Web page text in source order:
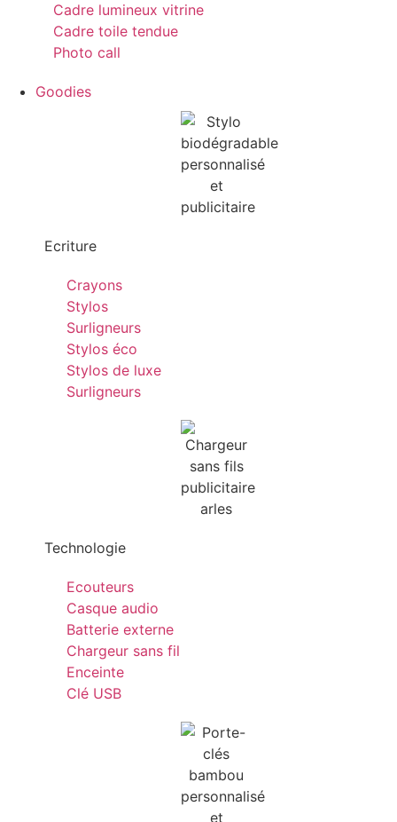
Cadre lumineux vitrine
Cadre toile tendue
Photo call
Goodies
Ecriture
Crayons
Stylos
Surligneurs
Stylos éco
Stylos de luxe
Surligneurs
Technologie
Ecouteurs
Casque audio
Batterie externe
Chargeur sans fil
Enceinte
Clé USB